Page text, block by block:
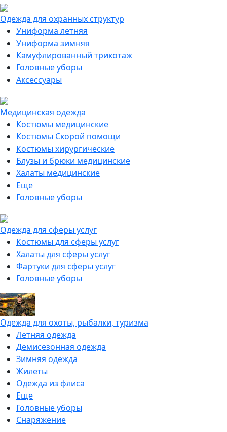
Одежда для охранных структур
Униформа летняя
Униформа зимняя
Камуфлированный трикотаж
Головные уборы
Аксессуары
Медицинская одежда
Костюмы медицинские
Костюмы Скорой помощи
Костюмы хирургические
Блузы и брюки медицинские
Халаты медицинские
Еще
Головные уборы
Одежда для сферы услуг
Костюмы для сферы услуг
Халаты для сферы услуг
Фартуки для сферы услуг
Головные уборы
Одежда для охоты, рыбалки, туризма
Летняя одежда
Демисезонная одежда
Зимняя одежда
Жилеты
Одежда из флиса
Еще
Головные уборы
Снаряжение